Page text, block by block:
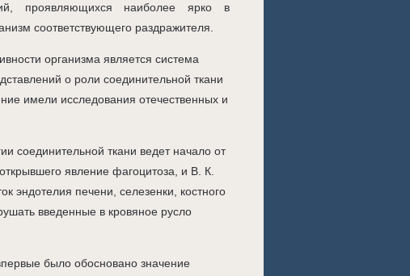
проявляющихся наиболее ярко в
соответствующего раздражителя.
организма является система
о роли соединительной ткани
имели исследования отечественных и
соединительной ткани ведет начало от
явление фагоцитоза, и В. К.
эндотелия печени, селезенки, костного
введенные в кровяное русло
было обосновано значение